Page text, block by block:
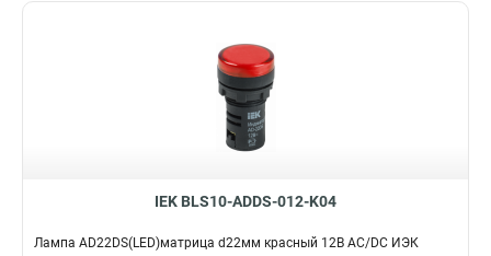
IEK BLS10-ADDS-012-K04
Лампа AD22DS(LED)матрица d22мм красный 12В AC/DC ИЭК